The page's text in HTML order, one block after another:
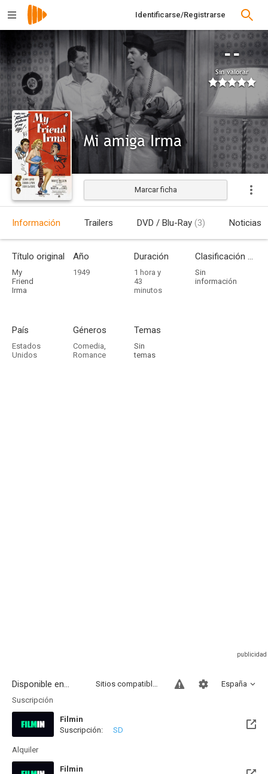
Identificarse/Registrarse
--
Sin valorar
Mi amiga Irma
Estrenada
Marcar ficha
Información Trailers DVD / Blu-Ray (3) Noticias
Título original
My
Friend
Irma
Año
1949
Duración
1 hora y
43
minutos
Clasificación por edades
Sin
información
País
Estados
Unidos
Géneros
Comedia,
Romance
Temas
Sin
temas
Disponible en... España
Sitios compatibles
Suscripción
Filmin
Disponible hasta el Vie, 14 Ago 2026 (Quedan 9 días)
Suscripción: SD
Alquiler
Filmin